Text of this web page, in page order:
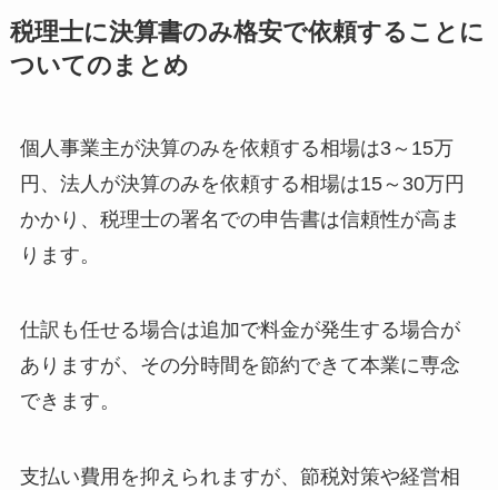
税理士に決算書のみ格安で依頼することに
ついてのまとめ
個人事業主が決算のみを依頼する相場は3～15万
円、法人が決算のみを依頼する相場は15～30万円
かかり、税理士の署名での申告書は信頼性が高ま
ります。
仕訳も任せる場合は追加で料金が発生する場合が
ありますが、その分時間を節約できて本業に専念
できます。
支払い費用を抑えられますが、節税対策や経営相